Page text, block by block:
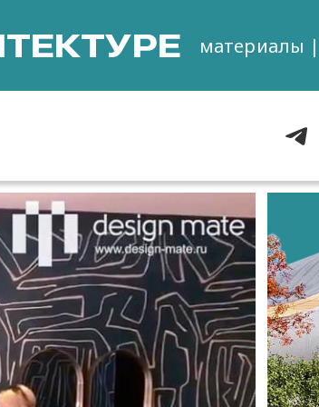
материалы